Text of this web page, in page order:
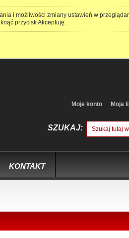
i możliwości zmiany ustawień w
przycisk Akceptuję.
Moje konto Moja
SZUKAJ:
KONTAKT